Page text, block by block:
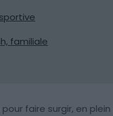
familiale
faire surgir, en